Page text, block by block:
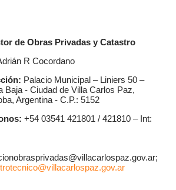
de Obras Privadas y Catastro
R Cocordano
Palacio Municipal – Liniers 50 –
Baja - Ciudad de Villa Carlos Paz,
Argentina - C.P.: 5152
+54 03541 421801 / 421810 – Int: